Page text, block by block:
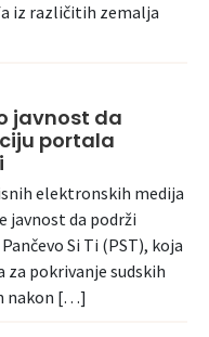
iz različitih zemalja
javnost da
portala
elektronskih medija
javnost da podrži
Si Ti (PST), koja
za pokrivanje sudskih
nakon […]